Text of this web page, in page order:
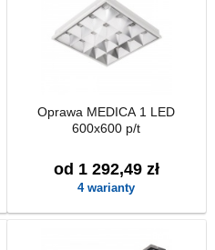
Oprawa MEDICA 1 LED
600x600 p/t
od 1 292,49 zł
4 warianty